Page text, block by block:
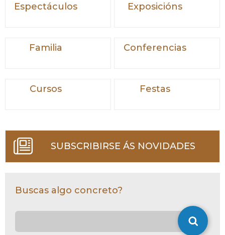
Espectáculos Exposicións
Familia Conferencias
Cursos Festas
SUBSCRIBIRSE ÁS NOVIDADES
Buscas algo concreto?